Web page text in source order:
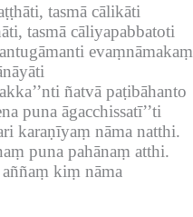
tasmā cālikāti
tasmā cāliyapabbatoti
evaṃnāmakaṃ
ñatvā paṭibāhanto
puna āgacchissatī’’ti
karaṇīyaṃ nāma natthi.
puna pahānaṃ atthi.
kiṃ nāma